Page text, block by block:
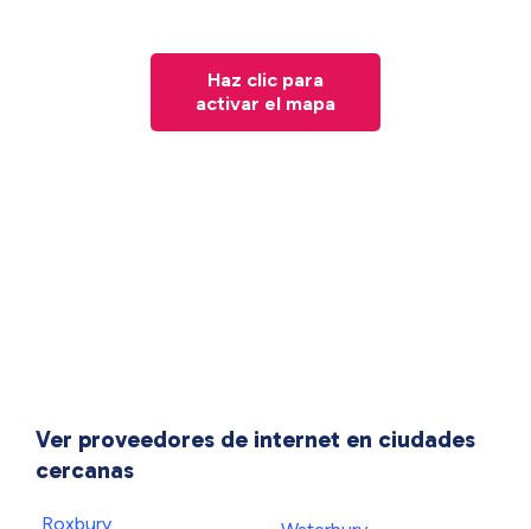
Haz clic para
activar el mapa
Ver proveedores de internet en ciudades
cercanas
Roxbury